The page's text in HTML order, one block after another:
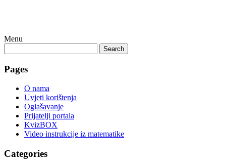
Menu
Search
Pages
O nama
Uvjeti korištenja
Oglašavanje
Prijatelji portala
KvizBOX
Video instrukcije iz matematike
Categories